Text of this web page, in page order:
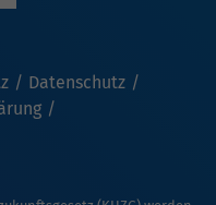
Datenschutz